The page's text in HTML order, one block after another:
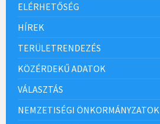
ELÉRHETŐSÉG
HÍREK
TERÜLETRENDEZÉS
KÖZÉRDEKŰ ADATOK
VÁLASZTÁS
NEMZETISÉGI ÖNKORMÁNYZATOK